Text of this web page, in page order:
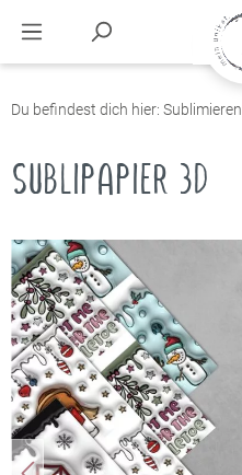
Du befindest dich hier: Sublimieren
SUBLIPAPIER 3D